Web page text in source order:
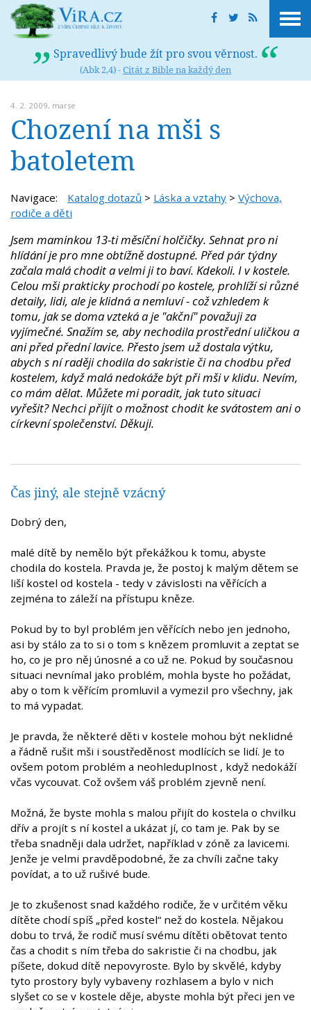
Spravedlivý bude žít pro svou věrnost.
(Abk 2,4) -Citát z Bible na každý den
4. 2. 2009, marse
Chození na mši s
batoletem
Navigace: Katalog dotazů > Láska a vztahy > Výchova,
rodiče a děti
Jsem maminkou 13-ti měsíční holčičky. Sehnat pro ni
hlídání je pro mne obtížně dostupné. Před pár týdny
začala malá chodit a velmi ji to baví. Kdekoli. I v kostele.
Celou mši prakticky prochodí po kostele, prohlíží si různé
detaily, lidi, ale je klidná a nemluví - což vzhledem k
tomu, jak se doma vzteká a je "akční" považuji za
vyjímečné. Snažím se, aby nechodila prostřední uličkou a
ani před přední lavice. Přesto jsem už dostala výtku,
abych s ní raději chodila do sakristie či na chodbu před
kostelem, když malá nedokáže být při mši v klidu. Nevím,
co mám dělat. Můžete mi poradit, jak tuto situaci
vyřešit? Nechci přijít o možnost chodit ke svátostem ani o
církevní společenství. Děkuji.
Čas jiný, ale stejně vzácný
Dobrý den,
malé dítě by nemělo být překážkou k tomu, abyste
chodila do kostela. Pravda je, že postoj k malým dětem se
liší kostel od kostela - tedy v závislosti na věřících a
zejména to záleží na přístupu kněze.
Pokud by to byl problém jen věřících nebo jen jednoho,
asi by stálo za to si o tom s knězem promluvit a zeptat se
ho, co je pro něj únosné a co už ne. Pokud by současnou
situaci nevnímal jako problém, mohla byste ho požádat,
aby o tom k věřícím promluvil a vymezil pro všechny, jak
to má vypadat.
Je pravda, že některé děti v kostele mohou být neklidné
a řádně rušit mši i soustředěnost modlících se lidí. Je to
ovšem potom problém a neohleduplnost , když nedokáží
včas vycouvat. Což ovšem váš problém zjevně není.
Možná, že byste mohla s malou přijít do kostela o chvilku
dřív a projít s ní kostel a ukázat jí, co tam je. Pak by se
třeba snadněji dala udržet, například v zóně za lavicemi.
Jenže je velmi pravděpodobné, že za chvíli začne taky
povídat, a to už rušivé bude.
Je to zkušenost snad každého rodiče, že v určitém věku
dítěte chodí spíš „před kostel“ než do kostela. Nějakou
dobu to trvá, že rodič musí svému dítěti obětovat tento
čas a chodit s ním třeba do sakristie či na chodbu, jak
píšete, dokud dítě nepovyroste. Bylo by skvělé, kdyby
tyto prostory byly vybaveny rozhlasem a bylo v nich
slyšet co se v kostele děje, abyste mohla být přeci jen ve